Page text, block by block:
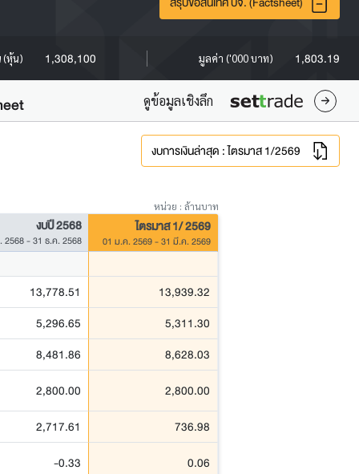
(หุ้น) 1,308,100 มูลค่า ('000 บาท) 1,803.19
ดูข้อมูลเชิงลึก
งบการเงินล่าสุด : ไตรมาส 1/2569
หน่วย : ล้านบาท
งบปี 2568
2568 - 31 ธ.ค. 2568
ไตรมาส 1/ 2569
01 ม.ค. 2569 - 31 มี.ค. 2569
13,778.51
13,939.32
5,296.65
5,311.30
8,481.86
8,628.03
2,800.00
2,800.00
2,717.61
736.98
-0.33
0.06